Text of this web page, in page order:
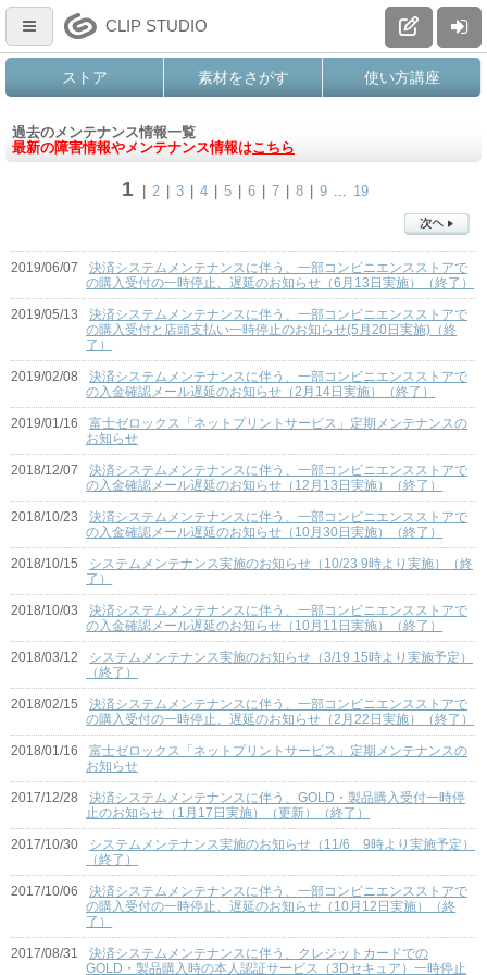
CLIP STUDIO
ストア 素材をさがす 使い方講座
過去のメンテナンス情報一覧
最新の障害情報やメンテナンス情報はこちら
1 2 3 4 5 6 7 8 9 ... 19
2019/06/07
決済システムメンテナンスに伴う、一部コンビニエンスストアで
の購入受付の一時停止、遅延のお知らせ（6月13日実施）（終了）
2019/05/13
決済システムメンテナンスに伴う、一部コンビニエンスストアで
の購入受付と店頭支払い一時停止のお知らせ(5月20日実施)（終
了）
2019/02/08
決済システムメンテナンスに伴う、一部コンビニエンスストアで
の入金確認メール遅延のお知らせ（2月14日実施）（終了）
2019/01/16
富士ゼロックス「ネットプリントサービス」定期メンテナンスの
お知らせ
2018/12/07
決済システムメンテナンスに伴う、一部コンビニエンスストアで
の入金確認メール遅延のお知らせ（12月13日実施）（終了）
2018/10/23
決済システムメンテナンスに伴う、一部コンビニエンスストアで
の入金確認メール遅延のお知らせ（10月30日実施）（終了）
2018/10/15
システムメンテナンス実施のお知らせ（10/23 9時より実施）（終
了）
2018/10/03
決済システムメンテナンスに伴う、一部コンビニエンスストアで
の入金確認メール遅延のお知らせ（10月11日実施）（終了）
2018/03/12
システムメンテナンス実施のお知らせ（3/19 15時より実施予定）
（終了）
2018/02/15
決済システムメンテナンスに伴う、一部コンビニエンスストアで
の購入受付の一時停止、遅延のお知らせ（2月22日実施）（終了）
2018/01/16
富士ゼロックス「ネットプリントサービス」定期メンテナンスの
お知らせ
2017/12/28
決済システムメンテナンスに伴う、GOLD・製品購入受付一時停
止のお知らせ（1月17日実施）（更新）（終了）
2017/10/30
システムメンテナンス実施のお知らせ（11/6 9時より実施予定）
（終了）
2017/10/06
決済システムメンテナンスに伴う、一部コンビニエンスストアで
の購入受付の一時停止、遅延のお知らせ（10月12日実施）（終
了）
2017/08/31
決済システムメンテナンスに伴う、クレジットカードでの
GOLD・製品購入時の本人認証サービス（3Dセキュア）一時停止